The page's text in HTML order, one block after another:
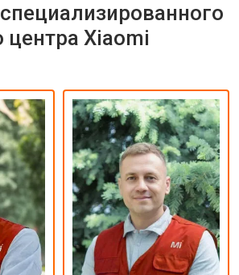
центра Xiaomi